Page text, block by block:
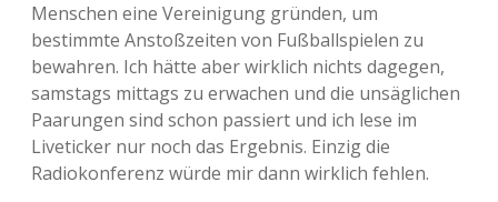
Menschen eine Vereinigung gründen, um
bestimmte Anstoßzeiten von Fußballspielen zu
bewahren. Ich hätte aber wirklich nichts dagegen,
samstags mittags zu erwachen und die unsäglichen
Paarungen sind schon passiert und ich lese im
Liveticker nur noch das Ergebnis. Einzig die
Radiokonferenz würde mir dann wirklich fehlen.